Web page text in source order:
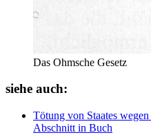
Das Ohmsche Gesetz
siehe auch:
Tötung von Staates wegen
Abschnitt in Buch